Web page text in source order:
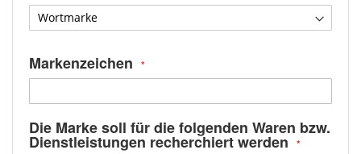
Markenzeichen
Die Marke soll für die folgenden Waren bzw.
Dienstleistungen recherchiert werden